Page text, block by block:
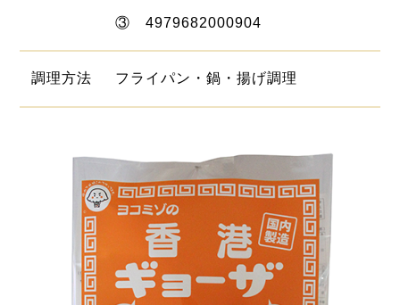
③ 4979682000904
調理方法 フライパン・鍋・揚げ調理